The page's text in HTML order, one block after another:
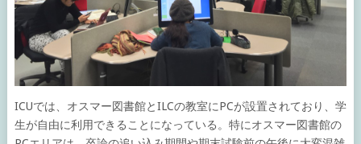
ICUでは、オスマー図書館とILCの教室にPCが設置されており、学
生が自由に利用できることになっている。特にオスマー図書館の